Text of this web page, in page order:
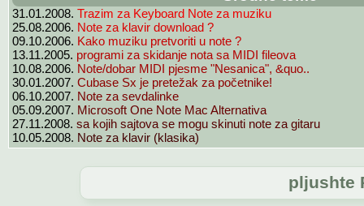
31.01.2008. Trazim za Keyboard Note za muziku
25.08.2006. Note za klavir download ?
09.10.2006. Kako muziku pretvoriti u note ?
13.11.2005. programi za skidanje nota sa MIDI fileova
10.08.2006. Note/dobar MIDI pjesme "Nesanica", &quo..
30.01.2007. Cubase Sx je pretežak za početnike!
06.10.2007. Note za sevdalinke
05.09.2007. Microsoft One Note Mac Alternativa
27.11.2008. sa kojih sajtova se mogu skinuti note za gitaru
10.05.2008. Note za klavir (klasika)
pljushte